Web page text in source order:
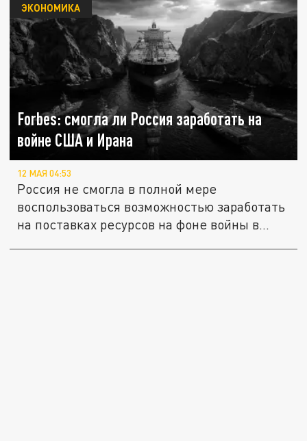
Forbes: смогла ли Россия заработать на
войне США и Ирана
ЭКОНОМИКА
12 МАЯ 04:53
Россия не смогла в полной мере
воспользоваться возможностью заработать
на поставках ресурсов на фоне войны в...